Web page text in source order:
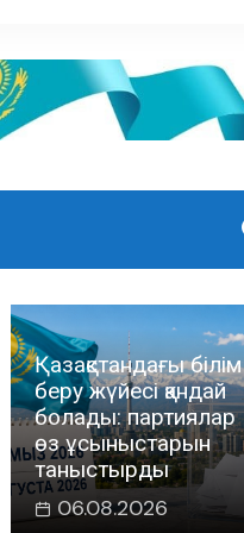
Қазақстандағы білім
беру жүйесі қандай
болады: партиялар
өз ұсыныстарын
таныстырды
06.08.2026